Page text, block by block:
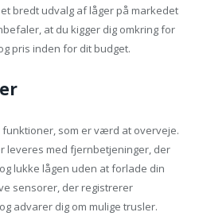
bredt udvalg af låger på markedet
at du kigger dig omkring for
pris inden for dit budget.
som er værd at overveje.
leveres med fjernbetjeninger, der
lukke lågen uden at forlade din
sensorer, der registrerer
advarer dig om mulige trusler.